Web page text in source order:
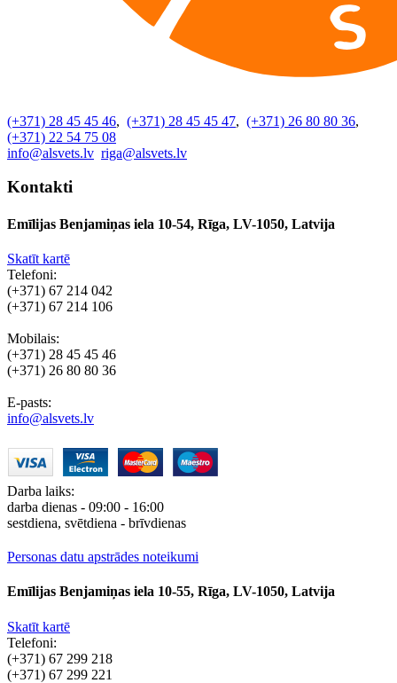
(+371) 28 45 45 46, (+371) 28 45 45 47, (+371) 26 80 80 36,
(+371) 22 54 75 08
info@alsvets.lv riga@alsvets.lv
Kontakti
Emīlijas Benjamiņas iela 10-54, Rīga, LV-1050, Latvija
Skatīt kartē
Telefoni:
(+371) 67 214 042
(+371) 67 214 106
Mobilais:
(+371) 28 45 45 46
(+371) 26 80 80 36
E-pasts:
info@alsvets.lv
Darba laiks:
darba dienas - 09:00 - 16:00
sestdiena, svētdiena - brīvdienas
Personas datu apstrādes noteikumi
Emīlijas Benjamiņas iela 10-55, Rīga, LV-1050, Latvija
Skatīt kartē
Telefoni:
(+371) 67 299 218
(+371) 67 299 221